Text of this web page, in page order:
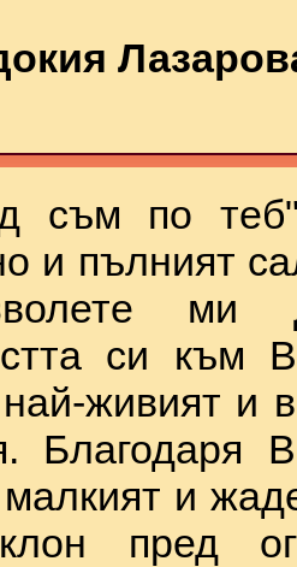
съм по
и пълният
ми
си към
живият и
Благодаря
малкият и
пред